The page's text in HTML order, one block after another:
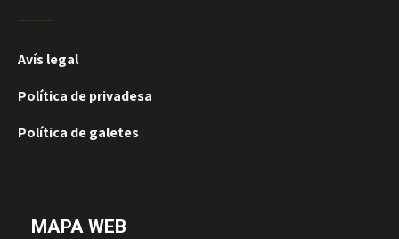
Avís legal
Política de privadesa
Política de galetes
MAPA WEB